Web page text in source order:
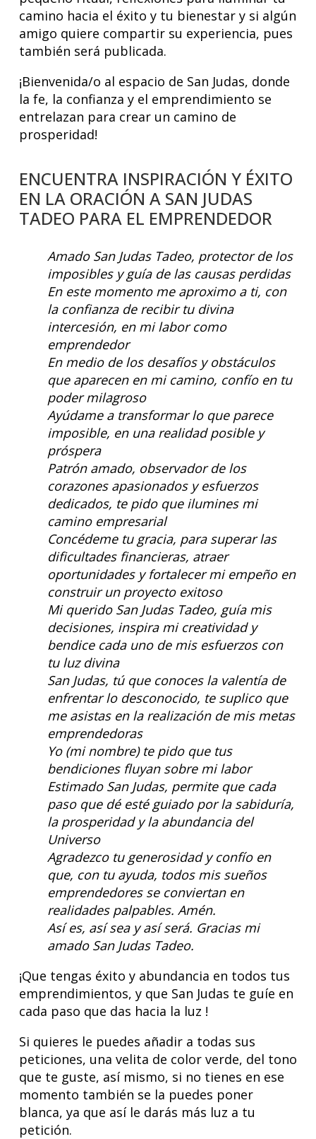
camino hacia el éxito y tu bienestar y si algún
amigo quiere compartir su experiencia, pues
también será publicada.
¡Bienvenida/o al espacio de San Judas, donde
la fe, la confianza y el emprendimiento se
entrelazan para crear un camino de
prosperidad!
ENCUENTRA INSPIRACIÓN Y ÉXITO
EN LA ORACIÓN A SAN JUDAS
TADEO PARA EL EMPRENDEDOR
Amado San Judas Tadeo, protector de los
imposibles y guía de las causas perdidas
En este momento me aproximo a ti, con
la confianza de recibir tu divina
intercesión, en mi labor como
emprendedor
En medio de los desafíos y obstáculos
que aparecen en mi camino, confío en tu
poder milagroso
Ayúdame a transformar lo que parece
imposible, en una realidad posible y
próspera
Patrón amado, observador de los
corazones apasionados y esfuerzos
dedicados, te pido que ilumines mi
camino empresarial
Concédeme tu gracia, para superar las
dificultades financieras, atraer
oportunidades y fortalecer mi empeño en
construir un proyecto exitoso
Mi querido San Judas Tadeo, guía mis
decisiones, inspira mi creatividad y
bendice cada uno de mis esfuerzos con
tu luz divina
San Judas, tú que conoces la valentía de
enfrentar lo desconocido, te suplico que
me asistas en la realización de mis metas
emprendedoras
Yo (mi nombre) te pido que tus
bendiciones fluyan sobre mi labor
Estimado San Judas, permite que cada
paso que dé esté guiado por la sabiduría,
la prosperidad y la abundancia del
Universo
Agradezco tu generosidad y confío en
que, con tu ayuda, todos mis sueños
emprendedores se conviertan en
realidades palpables. Amén.
Así es, así sea y así será. Gracias mi
amado San Judas Tadeo.
¡Que tengas éxito y abundancia en todos tus
emprendimientos, y que San Judas te guíe en
cada paso que das hacia la luz !
Si quieres le puedes añadir a todas sus
peticiones, una velita de color verde, del tono
que te guste, así mismo, si no tienes en ese
momento también se la puedes poner
blanca, ya que así le darás más luz a tu
petición.